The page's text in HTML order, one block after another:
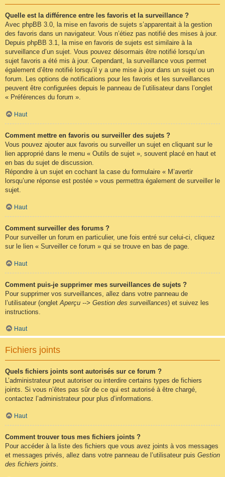
Quelle est la différence entre les favoris et la surveillance ?
Avec phpBB 3.0, la mise en favoris de sujets s’apparentait à la gestion
des favoris dans un navigateur. Vous n’étiez pas notifié des mises à jour.
Depuis phpBB 3.1, la mise en favoris de sujets est similaire à la
surveillance d’un sujet. Vous pouvez désormais être notifié lorsqu’un
sujet favoris a été mis à jour. Cependant, la surveillance vous permet
également d’être notifié lorsqu’il y a une mise à jour dans un sujet ou un
forum. Les options de notifications pour les favoris et les surveillances
peuvent être configurées depuis le panneau de l’utilisateur dans l’onglet
« Préférences du forum ».
Haut
Comment mettre en favoris ou surveiller des sujets ?
Vous pouvez ajouter aux favoris ou surveiller un sujet en cliquant sur le
lien approprié dans le menu « Outils de sujet », souvent placé en haut et
en bas du sujet de discussion.
Répondre à un sujet en cochant la case du formulaire « M’avertir
lorsqu’une réponse est postée » vous permettra également de surveiller le
sujet.
Haut
Comment surveiller des forums ?
Pour surveiller un forum en particulier, une fois entré sur celui-ci, cliquez
sur le lien « Surveiller ce forum » qui se trouve en bas de page.
Haut
Comment puis-je supprimer mes surveillances de sujets ?
Pour supprimer vos surveillances, allez dans votre panneau de
l’utilisateur (onglet Aperçu --> Gestion des surveillances) et suivez les
instructions.
Haut
Fichiers joints
Quels fichiers joints sont autorisés sur ce forum ?
L’administrateur peut autoriser ou interdire certains types de fichiers
joints. Si vous n’êtes pas sûr de ce qui est autorisé à être chargé,
contactez l’administrateur pour plus d’informations.
Haut
Comment trouver tous mes fichiers joints ?
Pour accéder à la liste des fichiers que vous avez joints à vos messages
et messages privés, allez dans votre panneau de l’utilisateur puis Gestion
des fichiers joints